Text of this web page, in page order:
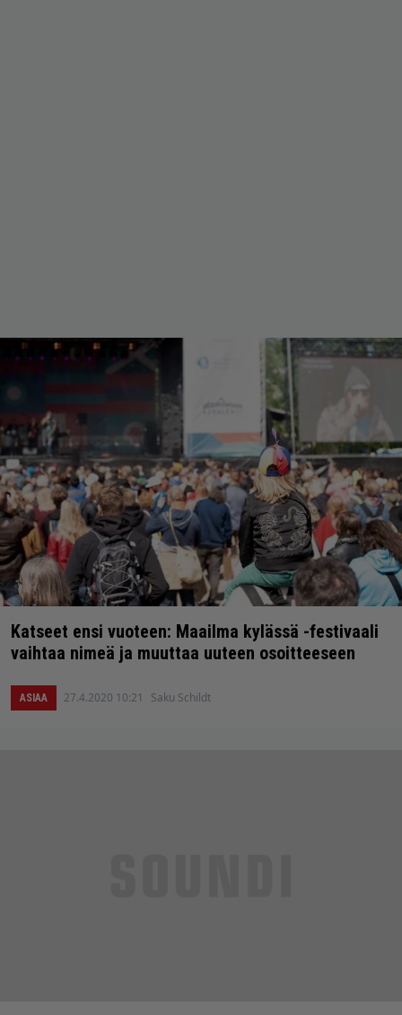
Katseet ensi vuoteen: Maailma kylässä -festivaali
vaihtaa nimeä ja muuttaa uuteen osoitteeseen
ASIAA 27.4.2020 10:21 Saku Schildt